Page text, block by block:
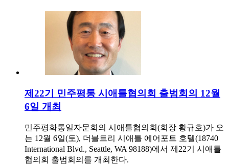
제22기 민주평통 시애틀협의회 출범회의 12월
6일 개최
민주평화통일자문회의 시애틀협의회(회장 황규호)가 오
는 12월 6일(토), 더블트리 시애틀 에어포트 호텔(18740
International Blvd., Seattle, WA 98188)에서 제22기 시애틀
협의회 출범회의를 개최한다.